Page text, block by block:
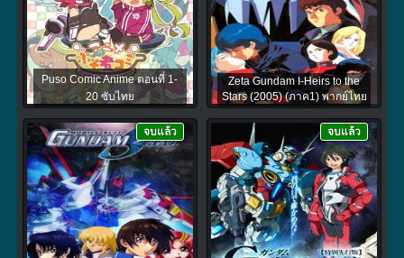
Puso Comic Anime ตอนที่ 1-
20 ซับไทย
Zeta Gundam I-Heirs to the
Stars (2005) (ภาค1) พากย์ไทย
จบแล้ว จบแล้ว